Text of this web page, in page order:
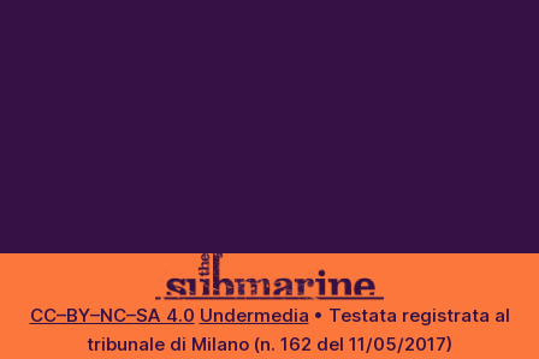
CC–BY–NC–SA 4.0 Undermedia • Testata registrata al
tribunale di Milano (n. 162 del 11/05/2017)